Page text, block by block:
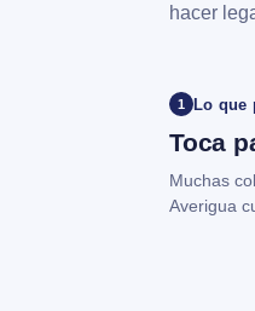
hacer
1 Lo que
Toca
Muchas
Averigua